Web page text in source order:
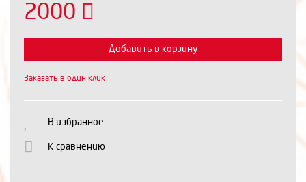
2000
Выберите количество:
Продолжить Отмена
Добавить в корзину
Заказать в один клик
В избранное
К сравнению